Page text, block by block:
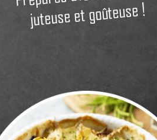
juteuse et goûteuse !